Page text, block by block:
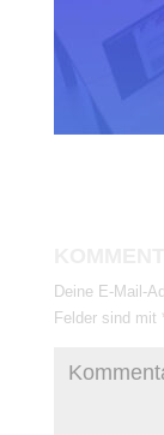
Deine E-Mail-
Felder sind mit